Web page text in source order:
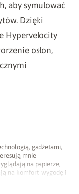
aby symulować
Dzięki
Hypervelocity
osłon,
gadżetami,
mnie
na papierze,
na komfort, wygodę i
szkolenia z zakresu